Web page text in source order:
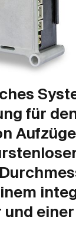
für
und einer